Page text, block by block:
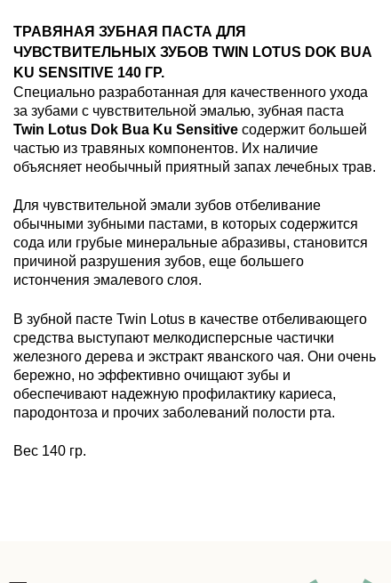
ТРАВЯНАЯ ЗУБНАЯ ПАСТА ДЛЯ
ЧУВСТВИТЕЛЬНЫХ ЗУБОВ TWIN LOTUS DOK BUA
KU SENSITIVE 140 ГР.
Специально разработанная для качественного ухода
Twin Lotus Dok Bua Ku Sensitive содержит большей
частью из травяных компонентов. Их наличие
Для чувствительной эмали зубов отбеливание
обычными зубными пастами, в которых содержится
сода или грубые минеральные абразивы, становится
причиной разрушения зубов, еще большего
истончения эмалевого слоя.
В зубной пасте Twin Lotus в качестве отбеливающего
средства выступают мелкодисперсные частички
железного дерева и экстракт яванского чая. Они очень
бережно, но эффективно очищают зубы и
обеспечивают надежную профилактику кариеса,
пародонтоза и прочих заболеваний полости рта.
Вес 140 гр.